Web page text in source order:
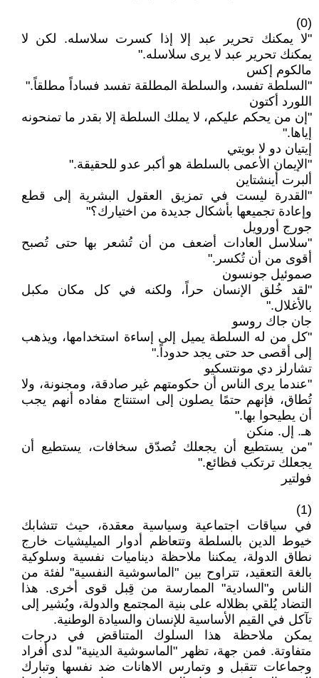
(0)
"لا يمكنك تحرير عبد إلا إذا كسرت سلاسله. لكن لا
يمكنك تحرير عبد لا يرى سلاسله."
مالكوم إكس
"السلطة تفسد، والسلطة المطلقة تفسد فساداً مطلقاً."
اللورد أكتون
"إن من يحكم عليكم، لا يملك السلطة إلا بقدر ما تمنحونه
إياها."
إيتيان دو لا بويتي
"الإيمان الأعمى بالسلطة هو أكبر عدو للحقيقة."
ألبرت أينشتاين
"القدرة ليست في تمزيق العقول البشرية إلى قطع
وإعادة تجميعها بأشكال جديدة من اختيارك؟"
جورج أورويل
"سلاسل العادات أضعف من أن تُشعر بها حتى تُصبح
أقوى من أن تُكسر."
صموئيل جونسون
"لقد خُلق الإنسان حراً، ولكنه في كل مكان مكبل
بالأغلال."
جان جاك روسو
"كل من له السلطة يميل إلى إساءة استخدامها، ويذهب
إلى أقصى حد حتى يجد حدوداً."
تشارلز دي مونتسكيو
"عندما يرى الناس أن حكومتهم غير صادقة، ومجنونة، ولا
تُطاق، فإنهم حتمًا يصلون إلى استنتاج مفاده أنهم يجب
أن يطيحوا بها."
هـ. إل. منكن
"من يستطيع أن يجعلك تُصدّق سخافات، يستطيع أن
يجعلك ترتكب فظائع."
فولتير
(1)
في سياقات اجتماعية وسياسية معقدة، حيث تتشابك
خيوط الدين بالسلطة وتتعاظم أدوار الميليشيات خارج
نطاق الدولة، يمكننا ملاحظة ديناميات نفسية وسلوكية
بالغة التعقيد، تتراوح بين "الماسوشية النفسية" لفئة من
الناس و"السادية" الممارسة من قِبل قوى أخرى. هذا
التضاد يُلقي بظلاله على بنية المجتمع والدولة، ويُشير إلى
تآكل في القيم الأساسية للإنسان والسيادة الوطنية.
يمكن ملاحظة هذا السلوك المتناقض في درجات
متفاوتة. فمن جهة، تظهر "الماسوشية الدينية" لدى أفراد
وجماعات تتقبل و وتمارس الاهانات ضد نفسها وتبارك